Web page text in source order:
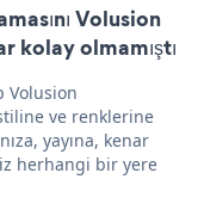
Volusion
kolay olmamıştı
Volusion
ve renklerine
yayına, kenar
herhangi bir yere